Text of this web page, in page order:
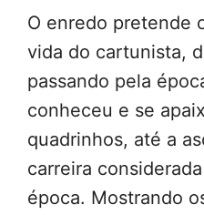
O enredo pretende
vida do cartunista,
passando pela
conheceu e se
quadrinhos, até a
carreira
época. Mostrando